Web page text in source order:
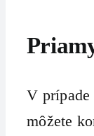
V
môžete